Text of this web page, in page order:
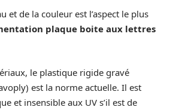
et de la couleur est l’aspect le plus
plaque boite aux lettres
le plastique rigide gravé
est la norme actuelle. Il est
et insensible aux UV s’il est de